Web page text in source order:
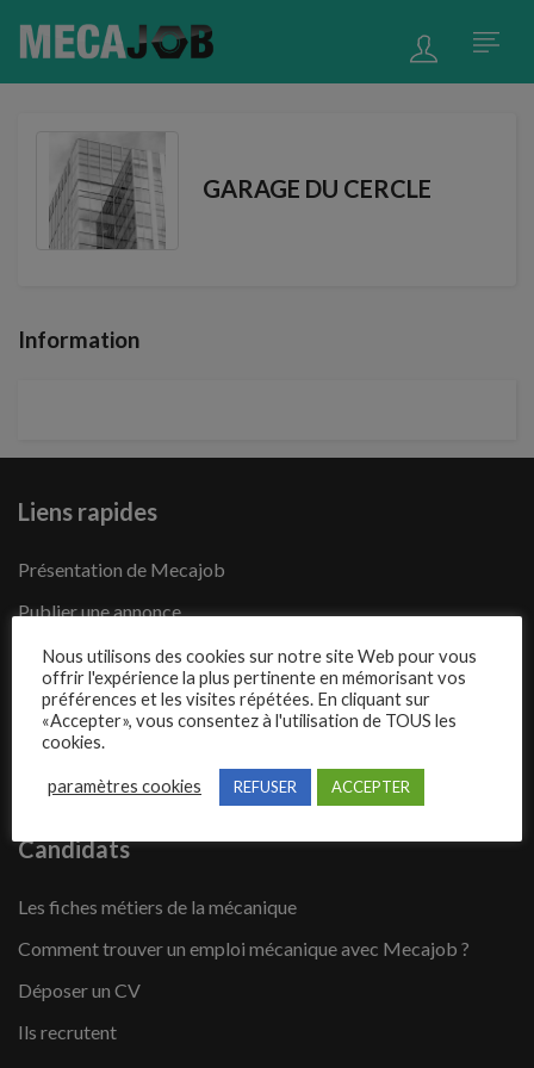
GARAGE DU CERCLE
Information
Liens rapides
Présentation de Mecajob
Publier une annonce
Offres d’emploi
Questions fréquentes
Blog
Contact
Candidats
Les fiches métiers de la mécanique
Comment trouver un emploi mécanique avec Mecajob ?
Déposer un CV
Ils recrutent
Nous utilisons des cookies sur notre site Web pour vous
offrir l'expérience la plus pertinente en mémorisant vos
préférences et les visites répétées. En cliquant sur
«Accepter», vous consentez à l'utilisation de TOUS les
cookies.
paramètres cookies REFUSER ACCEPTER